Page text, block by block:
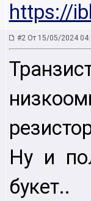
https://
#2 От 15/05/2024
Ну и
букет..